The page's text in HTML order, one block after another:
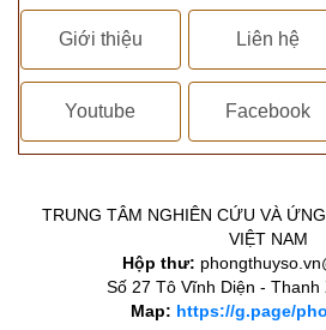
Giới thiệu Liên hệ
Youtube Facebook
TRUNG TÂM NGHIÊN CỨU VÀ
VIỆT NAM
Hộp thư:
Số 27 Tô Vĩnh Diện - Thanh
Map: https://g.page/